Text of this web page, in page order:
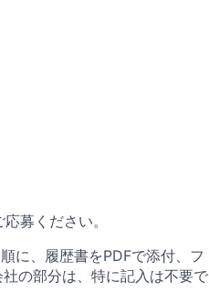
募ください。
に、履歴書をPDFで添付、フ
の部分は、特に記入は不要で